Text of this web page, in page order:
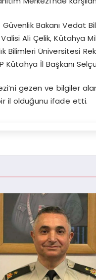
Güvenlik Bakanı Vedat
Ali Çelik, Kütahya
Bilimleri Üniversitesi
İl Başkanı
gezen ve bilgiler
il olduğunu ifade etti.